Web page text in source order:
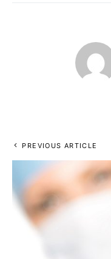
PREVIOUS ARTICLE